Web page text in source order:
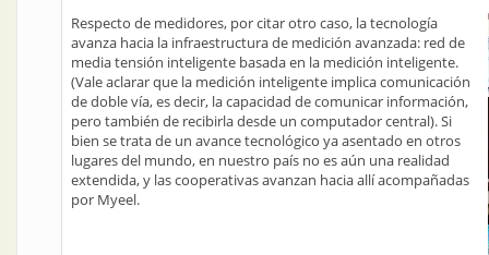
Respecto de medidores, por citar otro caso, la tecnología
avanza hacia la infraestructura de medición avanzada: red de
media tensión inteligente basada en la medición inteligente.
(Vale aclarar que la medición inteligente implica comunicación
de doble vía, es decir, la capacidad de comunicar información,
pero también de recibirla desde un computador central). Si
bien se trata de un avance tecnológico ya asentado en otros
lugares del mundo, en nuestro país no es aún una realidad
extendida, y las cooperativas avanzan hacia allí acompañadas
por Myeel.